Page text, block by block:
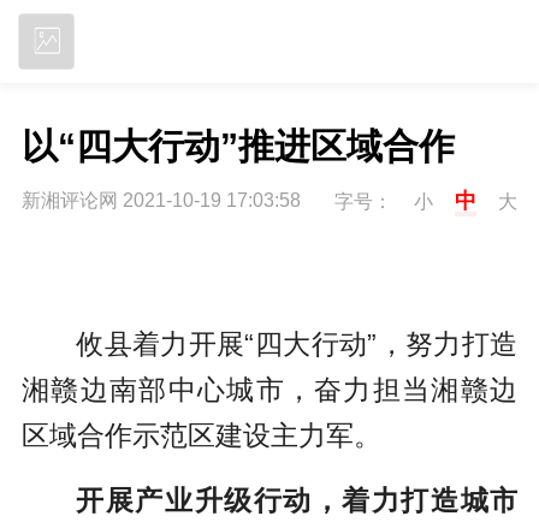
以“四大行动”推进区域合作
新湘评论网 2021-10-19 17:03:58 字号： 小 中 大
攸县着力开展“四大行动”，努力打造
湘赣边南部中心城市，奋力担当湘赣边
区域合作示范区建设主力军。
开展产业升级行动，着力打造城市